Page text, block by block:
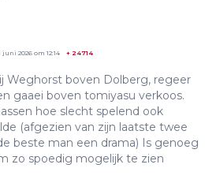
juni 2026 om 12:14 + 24714
Weghorst boven Dolberg, regeer
gaaei boven tomiyasu verkoos.
hoe slecht spelend ook
(afgezien van zijn laatste twee
beste man een drama) Is genoeg
zo spoedig mogelijk te zien